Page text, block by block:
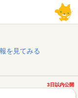
を見てみる
3日以内公開